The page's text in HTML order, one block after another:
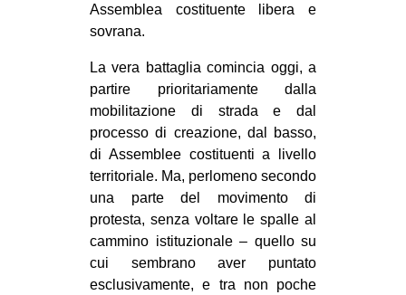
Assemblea costituente libera e
sovrana.
La vera battaglia comincia oggi, a
partire prioritariamente dalla
mobilitazione di strada e dal
processo di creazione, dal basso,
di Assemblee costituenti a livello
territoriale. Ma, perlomeno secondo
una parte del movimento di
protesta, senza voltare le spalle al
cammino istituzionale – quello su
cui sembrano aver puntato
esclusivamente, e tra non poche